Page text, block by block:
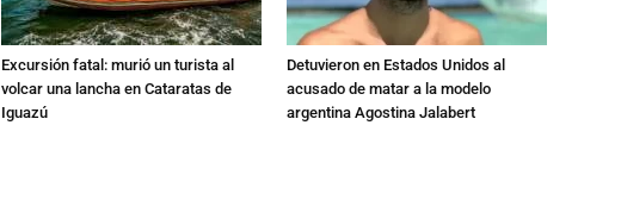
Excursión fatal: murió un turista al
volcar una lancha en Cataratas de
Iguazú
Detuvieron en Estados Unidos al
acusado de matar a la modelo
argentina Agostina Jalabert